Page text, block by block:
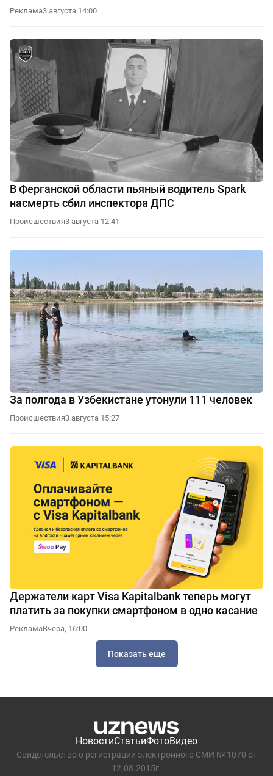
Реклама3 августа 14:00
В Ферганской области пьяный водитель Spark
насмерть сбил инспектора ДПС
Происшествия3 августа 12:41
За полгода в Узбекистане утонули 111 человек
Происшествия3 августа 15:27
Держатели карт Visa Kapitalbank теперь могут
платить за покупки смартфоном в одно касание
РекламаВчера, 16:00
Показать еще
НовостиСтатьиФотоВидео
Свидетельство о регистрации электронного СМИ № 1070 от
12.08.2015г.